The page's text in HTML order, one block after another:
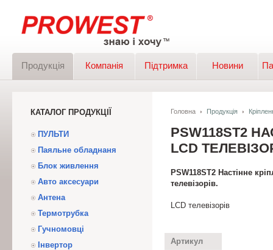
Продукція Компанія Підтримка Новини
КАТАЛОГ ПРОДУКЦІЇ
ПУЛЬТИ
Паяльне обладнаня
Блок живлення
Авто аксесуари
Антена
Термотрубка
Гучномовці
Інвертор
Головна Продукція
PSW118ST2
LCD
PSW118ST2 Настінне
телевізорів.
LCD телевізорів
Артикул